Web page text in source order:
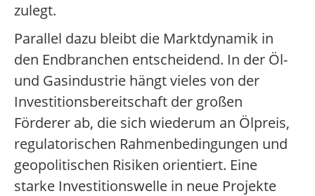
zulegt.
Parallel dazu bleibt die Marktdynamik in
den Endbranchen entscheidend. In der Öl-
und Gasindustrie hängt vieles von der
Investitionsbereitschaft der großen
Förderer ab, die sich wiederum an Ölpreis,
regulatorischen Rahmenbedingungen und
geopolitischen Risiken orientiert. Eine
starke Investitionswelle in neue Projekte